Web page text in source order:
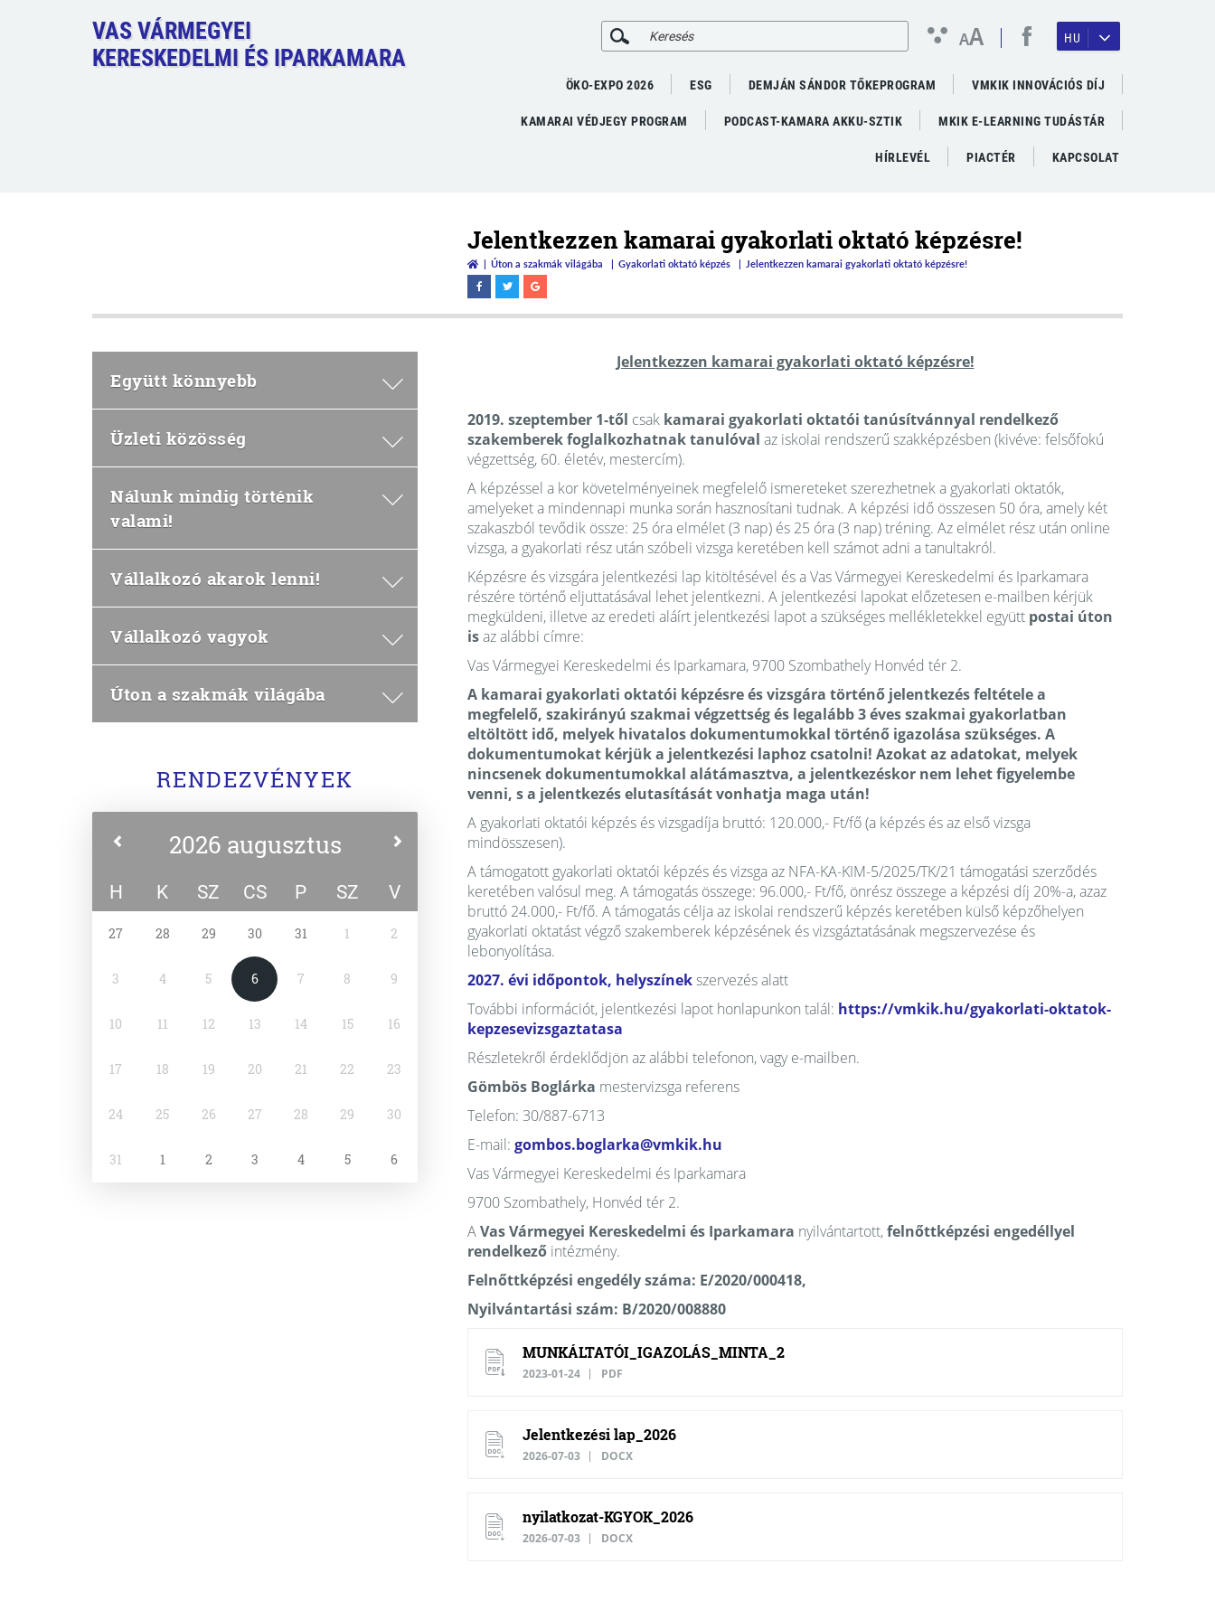
VAS VÁRMEGYEI
KERESKEDELMI ÉS IPARKAMARA
AA HU
ÖKO-EXPO 2026 ESG DEMJÁN SÁNDOR TŐKEPROGRAM VMKIK INNOVÁCIÓS DÍJ
KAMARAI VÉDJEGY PROGRAM PODCAST-KAMARA AKKU-SZTIK MKIK E-LEARNING TUDÁSTÁR
HÍRLEVÉL PIACTÉR KAPCSOLAT
Jelentkezzen kamarai gyakorlati oktató képzésre!
Úton a szakmák világába Gyakorlati oktató képzés Jelentkezzen kamarai gyakorlati oktató képzésre!
Együtt könnyebb
Üzleti közösség
Nálunk mindig történik
valami!
Vállalkozó akarok lenni!
Vállalkozó vagyok
Úton a szakmák világába
RENDEZVÉNYEK
2026 augusztus
H K SZ CS P SZ V
27 28 29 30 31 1 2
3 4 5 6 7 8 9
10 11 12 13 14 15 16
17 18 19 20 21 22 23
24 25 26 27 28 29 30
31 1 2 3 4 5 6
Jelentkezzen kamarai gyakorlati oktató képzésre!
2019. szeptember 1-től csak kamarai gyakorlati oktatói tanúsítvánnyal rendelkező
szakemberek foglalkozhatnak tanulóval az iskolai rendszerű szakképzésben (kivéve: felsőfokú
végzettség, 60. életév, mestercím).
A képzéssel a kor követelményeinek megfelelő ismereteket szerezhetnek a gyakorlati oktatók,
amelyeket a mindennapi munka során hasznosítani tudnak. A képzési idő összesen 50 óra, amely két
szakaszból tevődik össze: 25 óra elmélet (3 nap) és 25 óra (3 nap) tréning. Az elmélet rész után online
vizsga, a gyakorlati rész után szóbeli vizsga keretében kell számot adni a tanultakról.
Képzésre és vizsgára jelentkezési lap kitöltésével és a Vas Vármegyei Kereskedelmi és Iparkamara
részére történő eljuttatásával lehet jelentkezni. A jelentkezési lapokat előzetesen e-mailben kérjük
megküldeni, illetve az eredeti aláírt jelentkezési lapot a szükséges mellékletekkel együtt postai úton
isaz alábbi címre:
Vas Vármegyei Kereskedelmi és Iparkamara, 9700 Szombathely Honvéd tér 2.
A kamarai gyakorlati oktatói képzésre és vizsgára történő jelentkezés feltétele a
megfelelő, szakirányú szakmai végzettség és legalább 3 éves szakmai gyakorlatban
eltöltött idő, melyek hivatalos dokumentumokkal történő igazolása szükséges. A
dokumentumokat kérjük a jelentkezési laphoz csatolni! Azokat az adatokat, melyek
nincsenek dokumentumokkal alátámasztva, a jelentkezéskor nem lehet figyelembe
venni, s a jelentkezés elutasítását vonhatja maga után!
A gyakorlati oktatói képzés és vizsgadíja bruttó: 120.000,- Ft/fő (a képzés és az első vizsga
mindösszesen).
A támogatott gyakorlati oktatói képzés és vizsga az NFA-KA-KIM-5/2025/TK/21 támogatási szerződés
keretében valósul meg. A támogatás összege: 96.000,- Ft/fő, önrész összege a képzési díj 20%-a, azaz
bruttó 24.000,- Ft/fő. A támogatás célja az iskolai rendszerű képzés keretében külső képzőhelyen
gyakorlati oktatást végző szakemberek képzésének és vizsgáztatásának megszervezése és
lebonyolítása.
2027. évi időpontok, helyszínekszervezés alatt
További információt, jelentkezési lapot honlapunkon talál: https://vmkik.hu/gyakorlati-oktatok-
kepzesevizsgaztatasa
Részletekről érdeklődjön az alábbi telefonon, vagy e-mailben.
Gömbös Boglárka mestervizsga referens
Telefon: 30/887-6713
E-mail: gombos.boglarka@vmkik.hu
Vas Vármegyei Kereskedelmi és Iparkamara
9700 Szombathely, Honvéd tér 2.
AVas Vármegyei Kereskedelmi és Iparkamara nyilvántartott,felnőttképzési engedéllyel
rendelkező intézmény.
Felnőttképzési engedély száma: E/2020/000418,
Nyilvántartási szám: B/2020/008880
MUNKÁLTATÓI_IGAZOLÁS_MINTA_2
2023-01-24 PDF
Jelentkezési lap_2026
2026-07-03 DOCX
nyilatkozat-KGYOK_2026
2026-07-03 DOCX